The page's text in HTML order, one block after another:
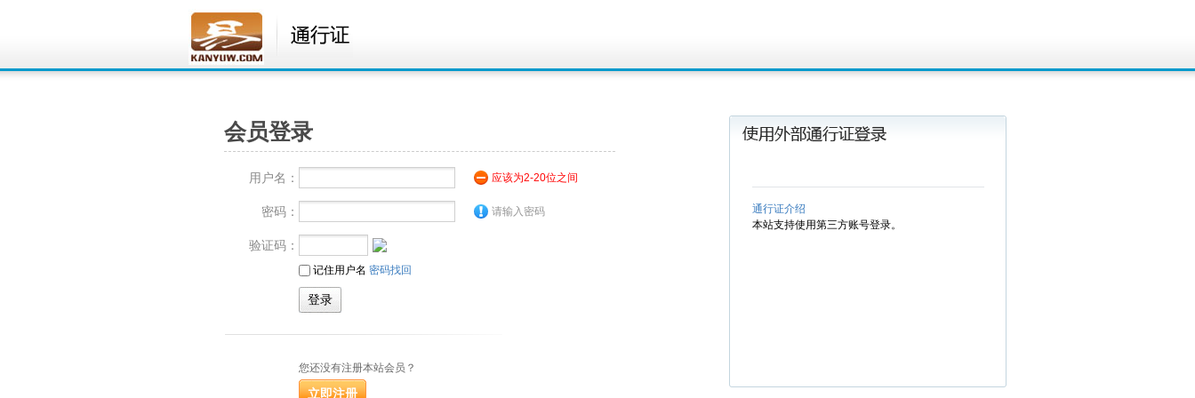
会员登录
用户名： 应该为2-20位之间
密码： 请输入密码
验证码：
记住用户名 密码找回
您还没有注册本站会员？
通行证介绍
本站支持使用第三方账号登录。